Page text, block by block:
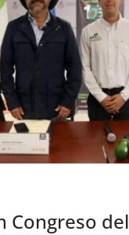
Congreso del